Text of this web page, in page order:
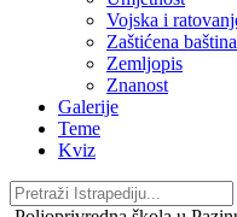
Vojska i
Zaštićena baština
Zemljopis
Znanost
Galerije
Teme
Kviz